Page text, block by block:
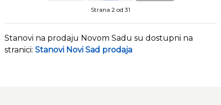
Strana 2 od 31
Stanovi na prodaju Novom Sadu su dostupni na
stranici: Stanovi Novi Sad prodaja